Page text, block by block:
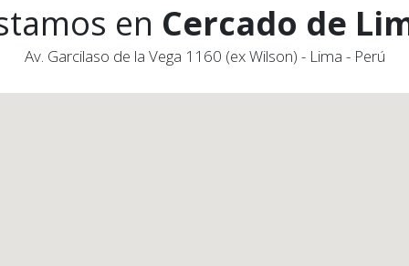
en Cercado de
Av. Garcilaso de la Vega 1160 (ex Wilson) - Lima - Perú